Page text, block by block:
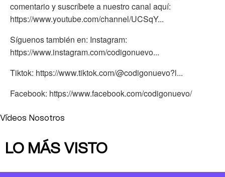
comentario y suscríbete a nuestro canal aquí:
https://www.youtube.com/channel/UCSqY...
Síguenos también en: Instagram:
https://www.instagram.com/codigonuevo...
Tiktok: https://www.tiktok.com/@codigonuevo?l...
Facebook: https://www.facebook.com/codigonuevo/
Vídeos Nosotros
LO MÁS VISTO